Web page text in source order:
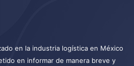
en la industria logística en México
en informar de manera breve y